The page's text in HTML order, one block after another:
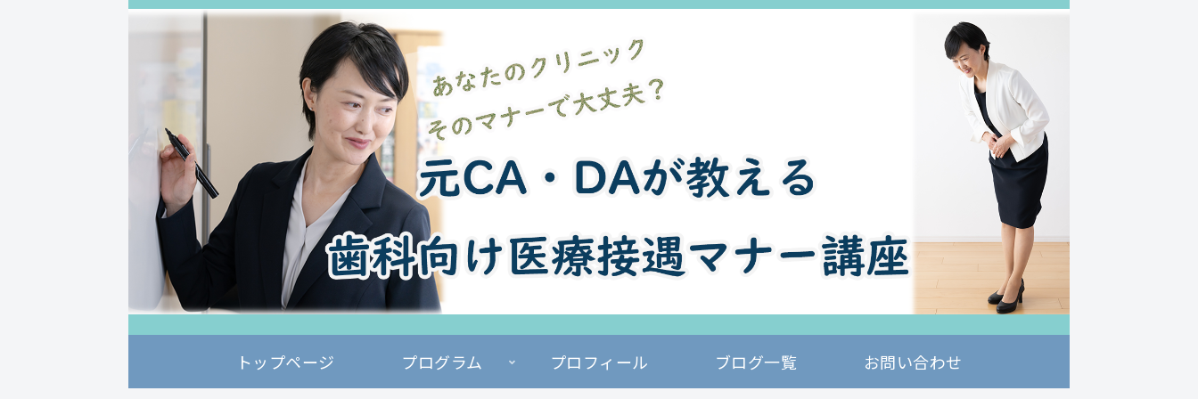
トップページ プログラム プロフィール ブログ一覧 お問い合わせ